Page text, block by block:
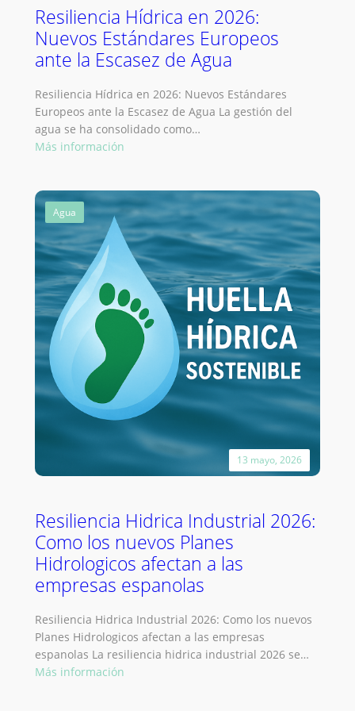
Resiliencia Hídrica en 2026:
Nuevos Estándares Europeos
ante la Escasez de Agua
Resiliencia Hídrica en 2026: Nuevos Estándares
Europeos ante la Escasez de Agua La gestión del
agua se ha consolidado como…
Más información:
en
2026:
Nuevos
Estándares
Europeos
ante
la
Escasez
Agua
Agua
13 mayo, 2026
Resiliencia Hidrica Industrial 2026:
Como los nuevos Planes
Hidrologicos afectan a las
empresas espanolas
Resiliencia Hidrica Industrial 2026: Como los nuevos
Planes Hidrologicos afectan a las empresas
espanolas La resiliencia hidrica industrial 2026 se…
Más información: